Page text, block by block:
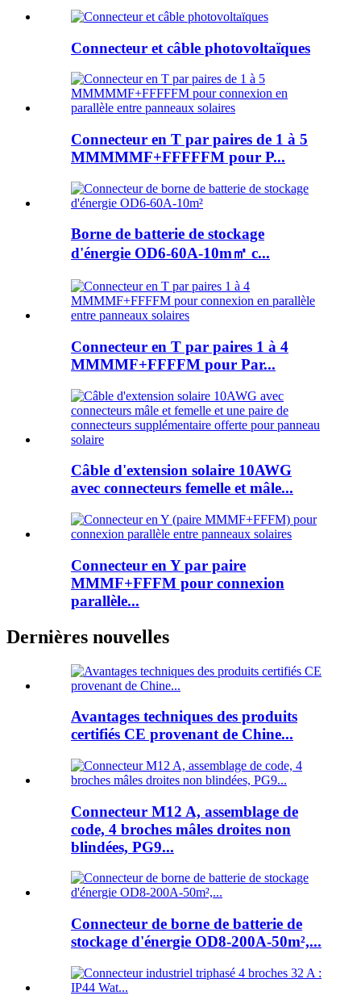
Connecteur et câble photovoltaïques
Connecteur en T par paires de 1 à 5
MMMMMF+FFFFFM pour P...
Borne de batterie de stockage
d'énergie OD6-60A-10m㎡ c...
Connecteur en T par paires 1 à 4
MMMMF+FFFFM pour Par...
Câble d'extension solaire 10AWG
avec connecteurs femelle et mâle...
Connecteur en Y par paire
MMMF+FFFM pour connexion
parallèle...
Dernières nouvelles
Avantages techniques des produits
certifiés CE provenant de Chine...
Connecteur M12 A, assemblage de
code, 4 broches mâles droites non
blindées, PG9...
Connecteur de borne de batterie de
stockage d'énergie OD8-200A-50m²,...